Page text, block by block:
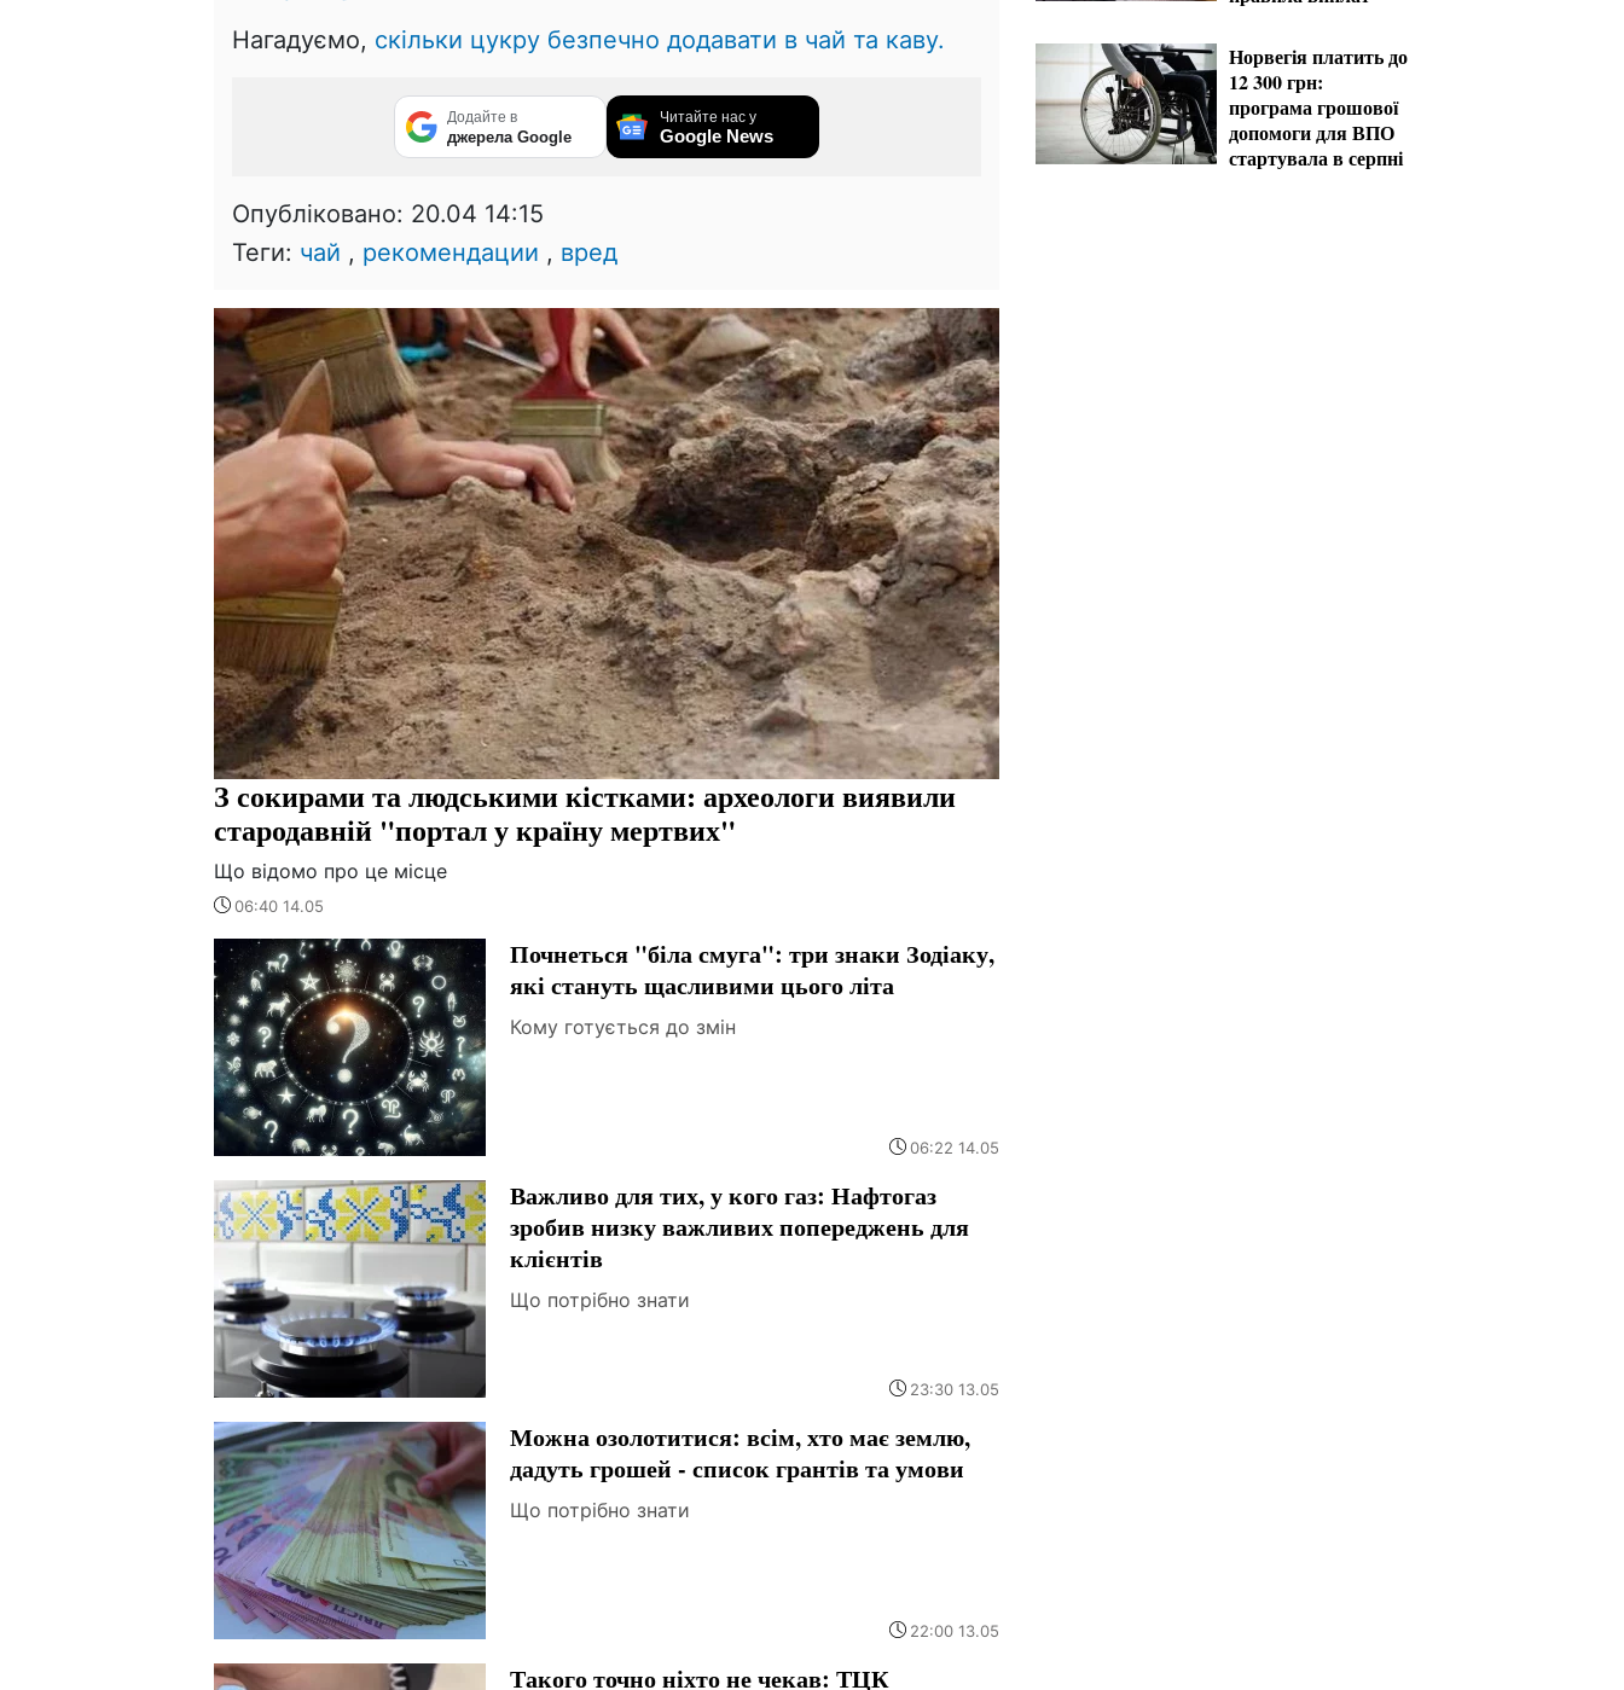
Нагадуємо, скільки цукру безпечно додавати в чай ​​та каву.
Додайте в
джерела Google
Читайте нас у
Google News
Опубліковано: 20.04 14:15
Теги: чай , рекомендации , вред
З сокирами та людськими кістками: археологи виявили
стародавній "портал у країну мертвих"
Що відомо про це місце
06:40 14.05
Почнеться "біла смуга": три знаки Зодіаку,
які стануть щасливими цього літа
Кому готується до змін
06:22 14.05
Важливо для тих, у кого газ: Нафтогаз
зробив низку важливих попереджень для
клієнтів
Що потрібно знати
23:30 13.05
Можна озолотитися: всім, хто має землю,
дадуть грошей - список грантів та умови
Що потрібно знати
22:00 13.05
Такого точно ніхто не чекав: ТЦК
Норвегія платить до
12 300 грн:
програма грошової
допомоги для ВПО
стартувала в серпні